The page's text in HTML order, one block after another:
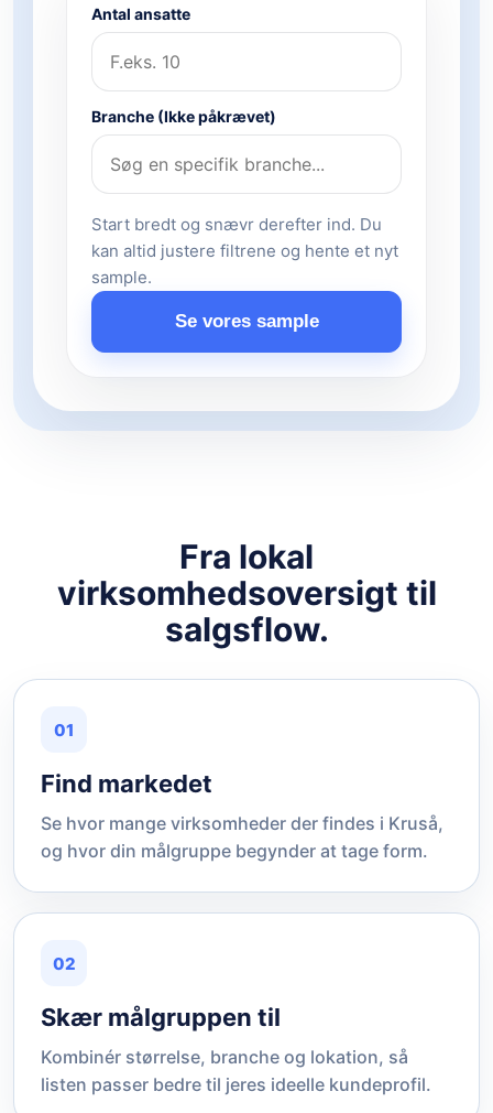
Antal ansatte
Branche (Ikke påkrævet)
Start bredt og snævr derefter ind. Du
kan altid justere filtrene og hente et nyt
sample.
Se vores sample
Fra lokal
virksomhedsoversigt til
salgsflow.
01
Find markedet
Se hvor mange virksomheder der findes i Kruså,
og hvor din målgruppe begynder at tage form.
02
Skær målgruppen til
Kombinér størrelse, branche og lokation, så
listen passer bedre til jeres ideelle kundeprofil.